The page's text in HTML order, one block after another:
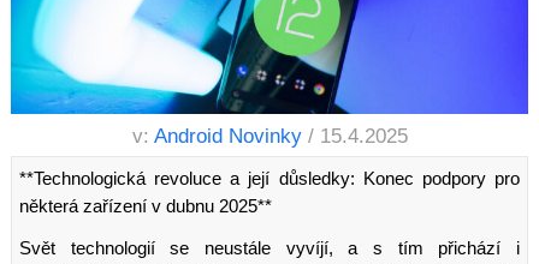
v: Android Novinky / 15.4.2025
**Technologická revoluce a její důsledky: Konec podpory pro
některá zařízení v dubnu 2025**
Svět technologií se neustále vyvíjí, a s tím přichází i